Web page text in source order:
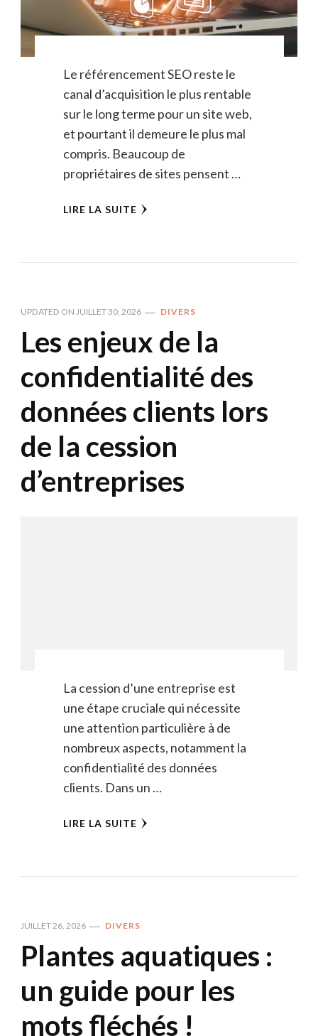
Le référencement SEO reste le
canal d’acquisition le plus rentable
sur le long terme pour un site web,
et pourtant il demeure le plus mal
compris. Beaucoup de
propriétaires de sites pensent …
LIRE LA SUITE
UPDATED ON JUILLET 30, 2026 DIVERS
Les enjeux de la
confidentialité des
données clients lors
de la cession
d’entreprises
La cession d’une entreprise est
une étape cruciale qui nécessite
une attention particulière à de
nombreux aspects, notamment la
confidentialité des données
clients. Dans un …
LIRE LA SUITE
JUILLET 26, 2026 DIVERS
Plantes aquatiques :
un guide pour les
mots fléchés !